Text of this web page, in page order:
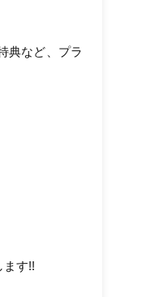
典など、プラ
ます!!